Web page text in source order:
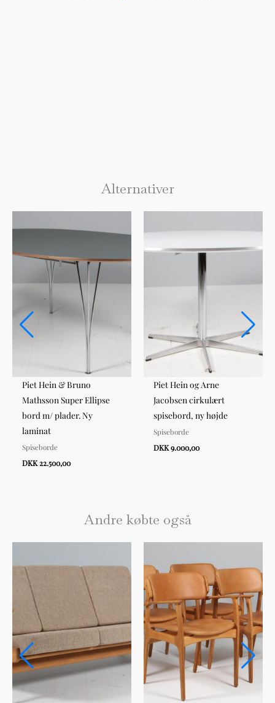
Alternativer
Piet Hein & Bruno
Mathsson Super Ellipse
bord m/ plader. Ny
laminat
Spiseborde
DKK 22.500,00
Piet Hein og Arne
Jacobsen cirkulært
spisebord, ny højde
Spiseborde
DKK 9.000,00
Andre købte også